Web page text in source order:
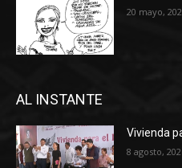
20 mayo,
AL INSTANTE
Vivienda
8 agosto,